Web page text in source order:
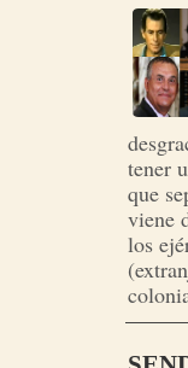
tener
que
viene
los